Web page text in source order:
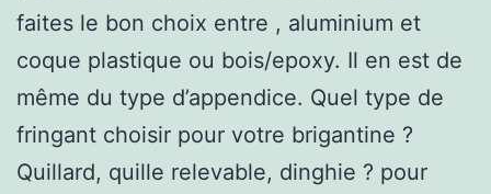
faites le bon choix entre , aluminium et
coque plastique ou bois/epoxy. Il en est de
même du type d’appendice. Quel type de
fringant choisir pour votre brigantine ?
Quillard, quille relevable, dinghie ? pour